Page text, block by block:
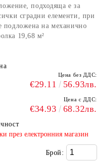
подходяща е за
сградни елементи, при
подложена на механично
19,68 м²
Цена без ДДС:
€29.11 56.93лв.
Цена с ДДС:
€34.93 68.32лв.
през електронния магазин
Брой: